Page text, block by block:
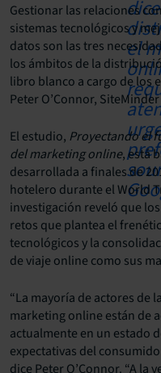
Gestionar las relaciones
sistemas tecnológicos y
datos son las tres
los ámbitos de la
libro blanco a cargo de los
Peter O’Connor,
El estudio, Proyectando el
del marketing online, está
desarrollada a finales de
hotelero durante el World
investigación reveló que
retos que plantea el
tecnológicos y la
de viaje online como sus
“La mayoría de actores de
marketing online están de
actualmente en un estado
expectativas del
dice Peter O’Connor. “A la